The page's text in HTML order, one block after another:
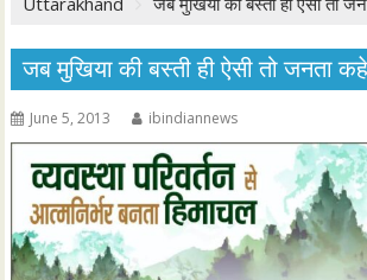
जब मुखिया की बस्ती ही ऐसी तो जनता
June 5, 2013 ibindiannews